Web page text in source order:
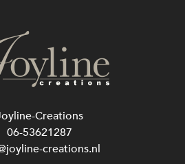
Creations
06-53621287
creations.nl